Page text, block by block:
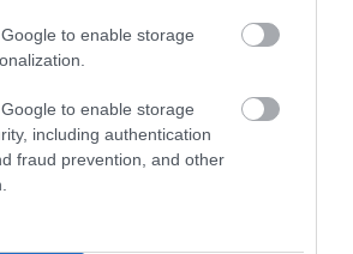
to enable storage
to enable storage
including authentication
fraud prevention, and other